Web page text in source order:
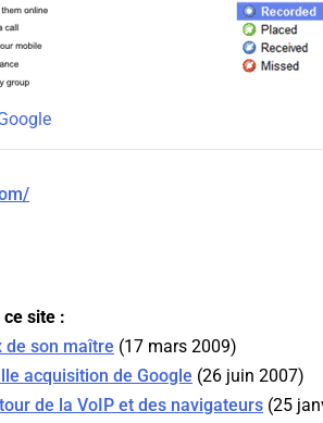
site :
de son maître (17 mars 2009)
acquisition de Google (26 juin 2007)
de la VoIP et des navigateurs (25